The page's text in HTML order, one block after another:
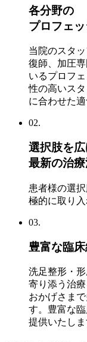
各分野の
プロフェ
当院のスタ
復師、加圧
いるプロフ
性の高いス
に合わせた
02.
選択肢を
最新の治
患者様の選
極的に取り入
03.
豊富な臨
洗足整形・
寄り添う治療
おかげさま
す。豊富な
提供いたしま